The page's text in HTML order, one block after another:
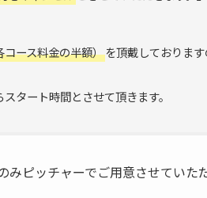
ース料金の半額）を頂戴しておりま
タート時間とさせて頂きます。
ピッチャーでご用意させていた